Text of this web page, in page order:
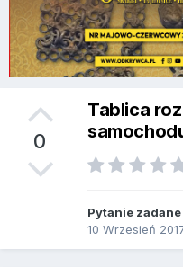
0
Tablica
Pytanie
10 Wrzesień